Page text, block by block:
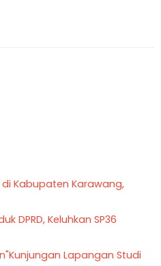
Kabupaten Karawang,
DPRD, Keluhkan SP36
Lapangan Studi